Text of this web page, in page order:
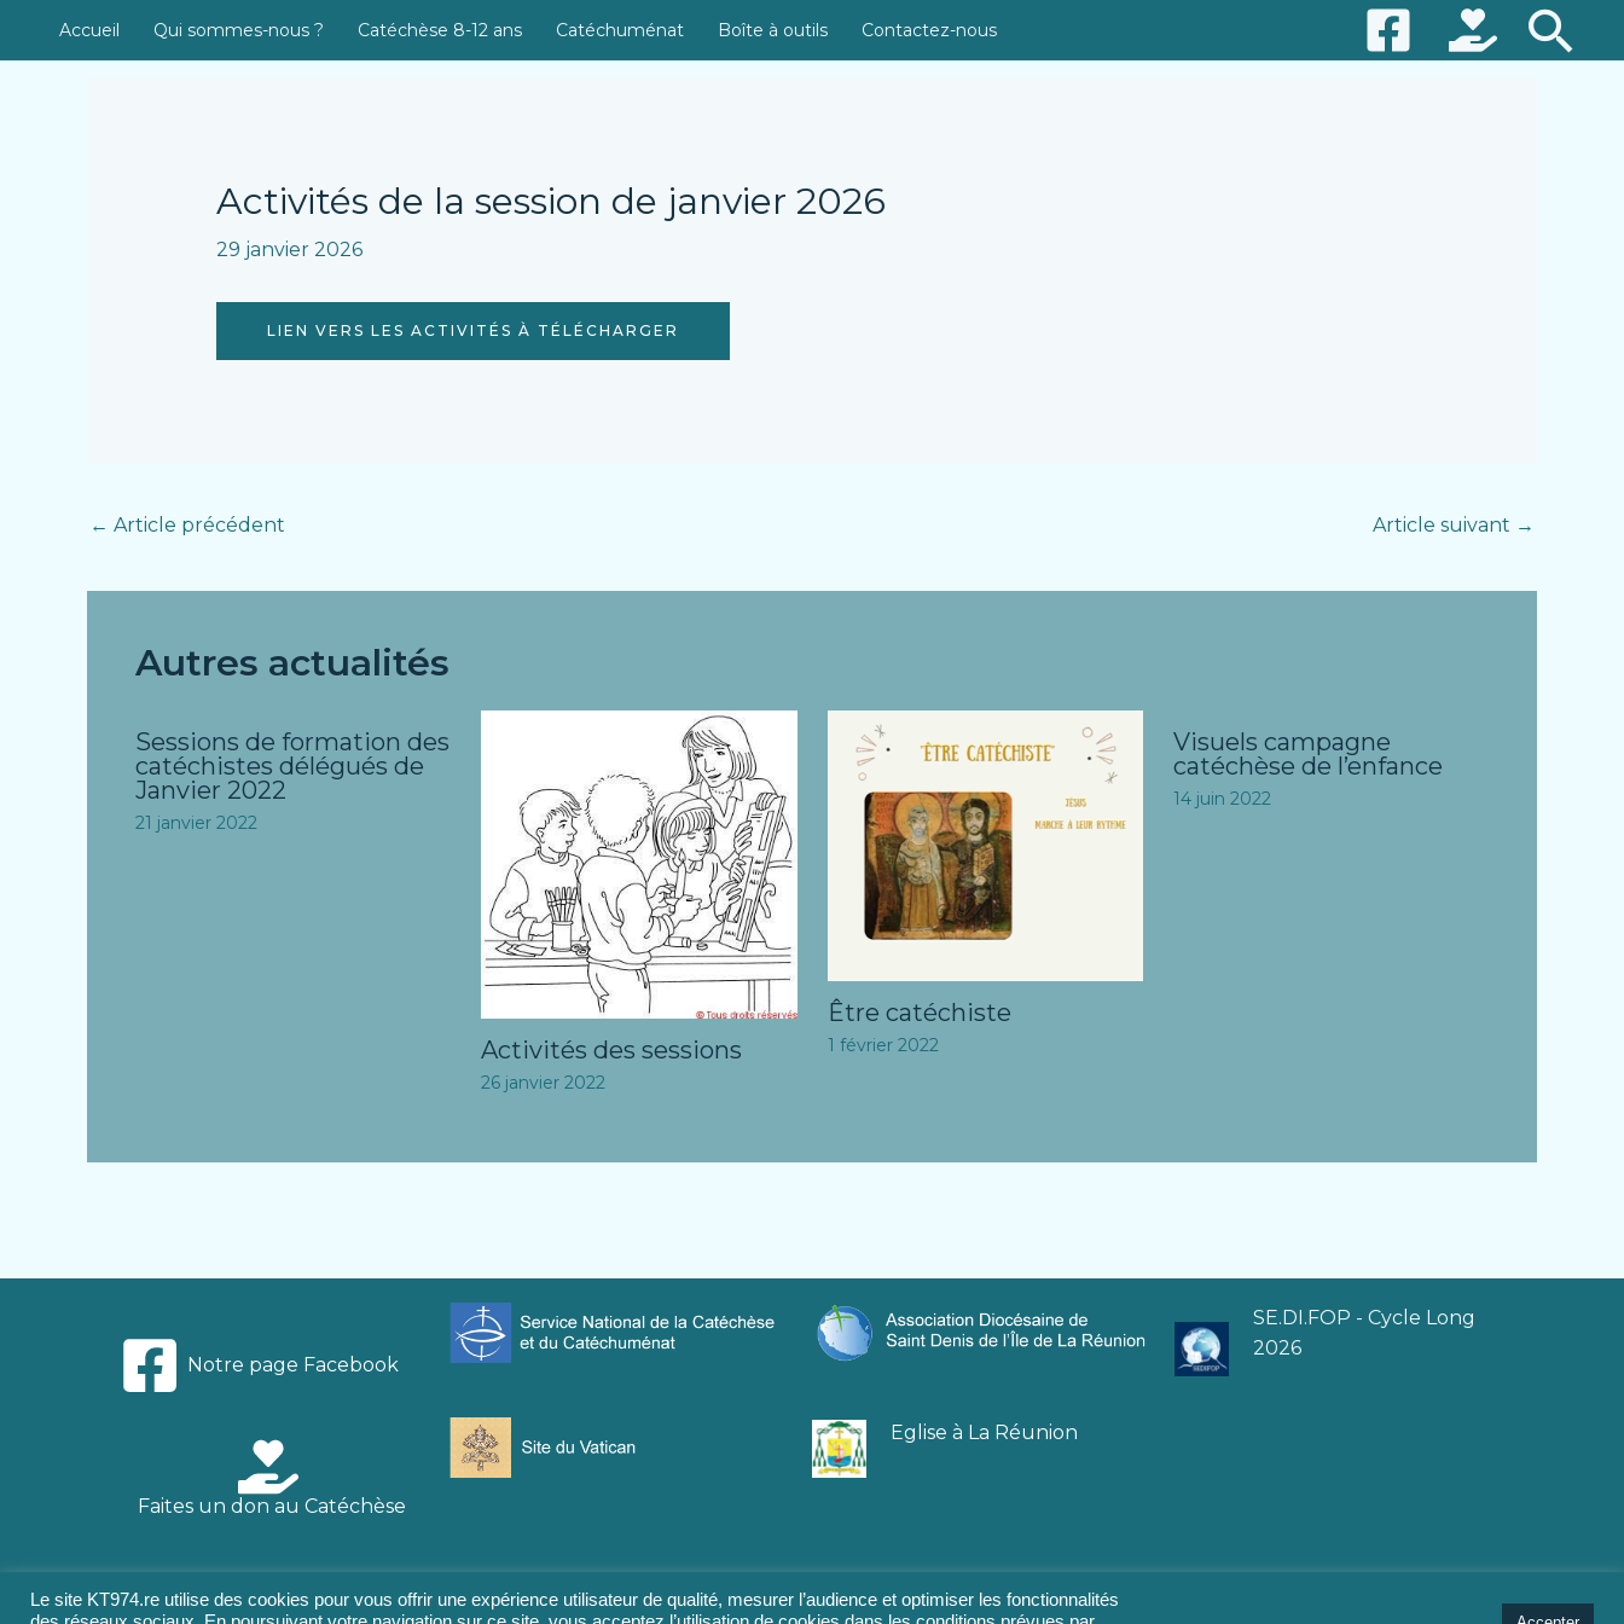
Accueil Qui sommes-nous ? Catéchèse 8-12 ans Catéchuménat Boîte à outils Contactez-nous
Activités de la session de janvier 2026
29 janvier 2026
LIEN VERS LES ACTIVITÉS À TÉLÉCHARGER
← Article précédent Article suivant →
Autres actualités
Sessions de formation des
catéchistes délégués de
Janvier 2022
21 janvier 2022
Activités des sessions
26 janvier 2022
Être catéchiste
1 février 2022
Visuels campagne
catéchèse de l’enfance
14 juin 2022
Notre page Facebook
Faites un don au Catéchèse
Eglise à La Réunion
SE.DI.FOP - Cycle Long
2026
Le site KT974.re utilise des cookies pour vous offrir une expérience utilisateur de qualité, mesurer l’audience et optimiser les fonctionnalités